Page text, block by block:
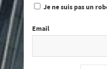
Je ne suis pas un
Email